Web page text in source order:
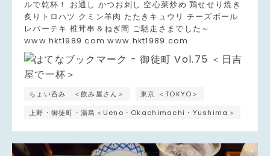
ちょい呑み ＜飲み屋さん＞
東京 ＜TOKYO＞
上野・御徒町・湯島＜Ueno・Okachimachi・Yushima＞
ルで乾杯！ お通し かつお刺し 空心菜炒め 鶏せせり焼き
炙りトロハツ クミン羊肉 たたきキュウリ チーズボール
レバーテキ 椎茸串＆ねぎ間 ご馳走さまでした～
www.hkt1989.com www.hkt1989.com